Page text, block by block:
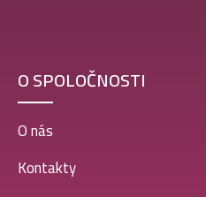
O SPOLOČNOSTI
O nás
Kontakty